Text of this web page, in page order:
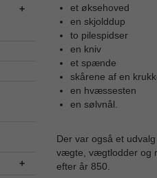
et øksehoved
en skjolddup
to pilespidser
en kniv
et spænde
skårene af en
en hvæssesten
en sølvnål.
Der var også et
vægte, vægtlodder og
efter år 850.